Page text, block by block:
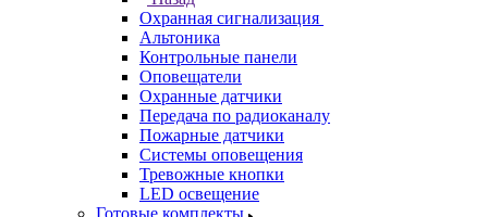
Охранная сигнализация
Альтоника
Контрольные панели
Оповещатели
Охранные датчики
Передача по радиоканалу
Пожарные датчики
Системы оповещения
Тревожные кнопки
LED освещение
Готовые комплекты